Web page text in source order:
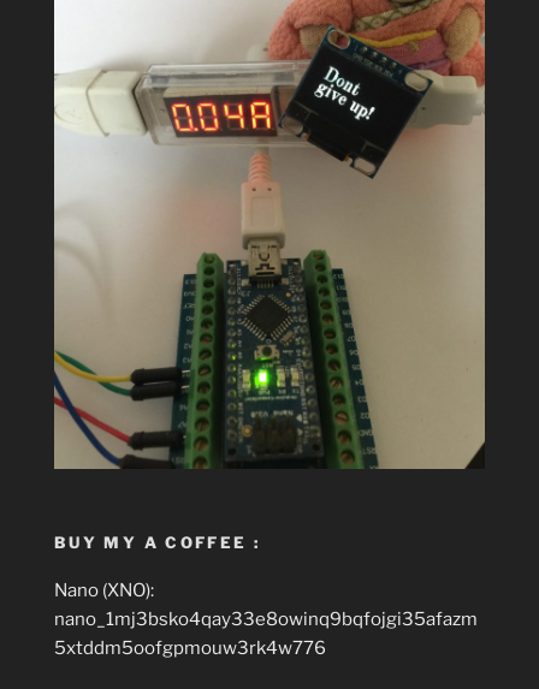
BUY MY A COFFEE :
Nano (XNO):
nano_1mj3bsko4qay33e8owinq9bqfojgi35afazm
5xtddm5oofgpmouw3rk4w776